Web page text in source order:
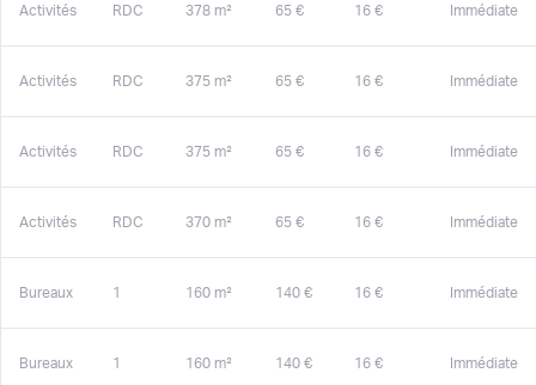
Activités RDC 378 m² 65 € 16 € Immédiate
Activités RDC 375 m² 65 € 16 € Immédiate
Activités RDC 375 m² 65 € 16 € Immédiate
Activités RDC 370 m² 65 € 16 € Immédiate
Bureaux 1 160 m² 140 € 16 € Immédiate
Bureaux 1 160 m² 140 € 16 € Immédiate